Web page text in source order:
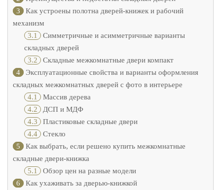
3
Как устроены полотна дверей-книжек и рабочий
механизм
3.1 Симметричные и асимметричные варианты
складных дверей
3.2 Складные межкомнатные двери компакт
4
Эксплуатационные свойства и варианты оформления
складных межкомнатных дверей с фото в интерьере
4.1 Массив дерева
4.2 ДСП и МДФ
4.3 Пластиковые складные двери
4.4 Стекло
5
Как выбрать, если решено купить межкомнатные
складные двери-книжка
5.1 Обзор цен на разные модели
6
Как ухаживать за дверью-книжкой